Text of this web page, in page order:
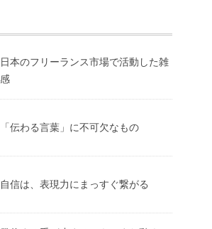
日本のフリーランス市場で活動した雑
感
「伝わる言葉」に不可欠なもの
自信は、表現力にまっすぐ繋がる